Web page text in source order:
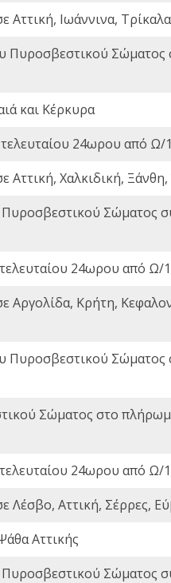
Ιωάννινα,
Πυροσβεστικού
και Κέρκυρα
τελευταίου 24ωρου από
Χαλκιδική,
Πυροσβεστικού Σώματος
24ωρου από
Αργολίδα, Κρήτη,
Πυροσβεστικού
Σώματος στο
24ωρου από
Λέσβο, Αττική, Σέρρες,
Αττικής
Πυροσβεστικού Σώματος